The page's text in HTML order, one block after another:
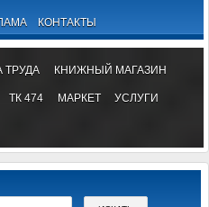
КОНТАКТЫ
ТРУДА КНИЖНЫЙ МАГАЗИН
ТК 474 МАРКЕТ УСЛУГИ